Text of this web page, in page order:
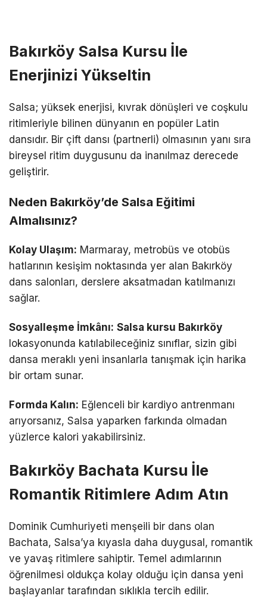
Bakırköy Salsa Kursu İle
Enerjinizi Yükseltin
Salsa; yüksek enerjisi, kıvrak dönüşleri ve coşkulu
ritimleriyle bilinen dünyanın en popüler Latin
dansıdır. Bir çift dansı (partnerli) olmasının yanı sıra
bireysel ritim duygusunu da inanılmaz derecede
geliştirir.
Neden Bakırköy’de Salsa Eğitimi
Almalısınız?
Kolay Ulaşım: Marmaray, metrobüs ve otobüs
hatlarının kesişim noktasında yer alan Bakırköy
dans salonları, derslere aksatmadan katılmanızı
sağlar.
Sosyalleşme İmkânı: Salsa kursu Bakırköy
lokasyonunda katılabileceğiniz sınıflar, sizin gibi
dansa meraklı yeni insanlarla tanışmak için harika
bir ortam sunar.
Formda Kalın: Eğlenceli bir kardiyo antrenmanı
arıyorsanız, Salsa yaparken farkında olmadan
yüzlerce kalori yakabilirsiniz.
Bakırköy Bachata Kursu İle
Romantik Ritimlere Adım Atın
Dominik Cumhuriyeti menşeili bir dans olan
Bachata, Salsa’ya kıyasla daha duygusal, romantik
ve yavaş ritimlere sahiptir. Temel adımlarının
öğrenilmesi oldukça kolay olduğu için dansa yeni
başlayanlar tarafından sıklıkla tercih edilir.